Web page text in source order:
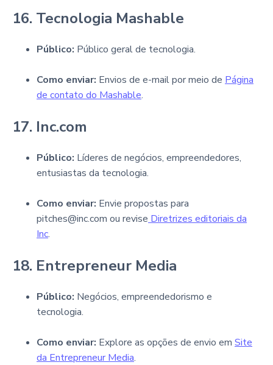
16. Tecnologia Mashable
Público: Público geral de tecnologia.
Como enviar: Envios de e-mail por meio de Página
de contato do Mashable.
17. Inc.com
Público: Líderes de negócios, empreendedores,
entusiastas da tecnologia.
Como enviar: Envie propostas para
pitches@inc.com ou revise Diretrizes editoriais da
Inc.
18. Entrepreneur Media
Público: Negócios, empreendedorismo e
tecnologia.
Como enviar: Explore as opções de envio em Site
da Entrepreneur Media.